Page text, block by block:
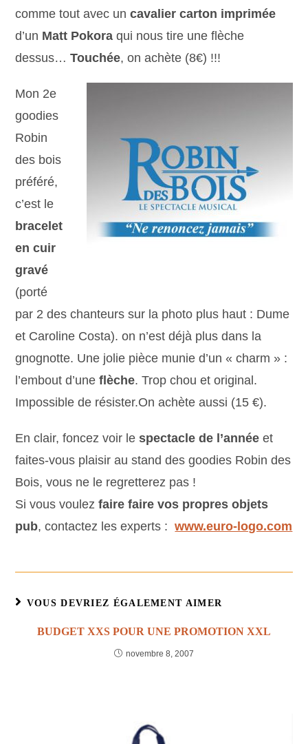
comme tout avec uncavalier carton imprimée
d’un Matt Pokora qui nous tire une flèche
dessus…Touchée, on achète (8€) !!!
Mon 2e
goodies
Robin
des bois
préféré,
c’est le
bracelet
en cuir
gravé
(porté
par 2 des chanteurs sur la photo plus haut : Dume
et Caroline Costa). on n’est déjà plus dans la
gnognotte. Une jolie pièce munie d’un « charm » :
l’embout d’uneflèche. Trop chou et original.
Impossible de résister.On achète aussi (15 €).
En clair, foncez voir le spectacle de l’année et
faites-vous plaisir au stand des goodies Robin des
Bois, vous ne le regretterez pas !
Si vous voulezfaire faire vos propres objets
pub, contactez les experts :www.euro-logo.com
VOUS DEVRIEZ ÉGALEMENT AIMER
BUDGET XXS POUR UNE PROMOTION XXL
novembre 8, 2007